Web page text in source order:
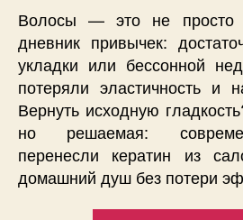
Волосы — это не просто
дневник привычек:
укладки или бессонной
потеряли эластичность и
Вернуть исходную
но решаемая:
перенесли кератин из
домашний душ без потери